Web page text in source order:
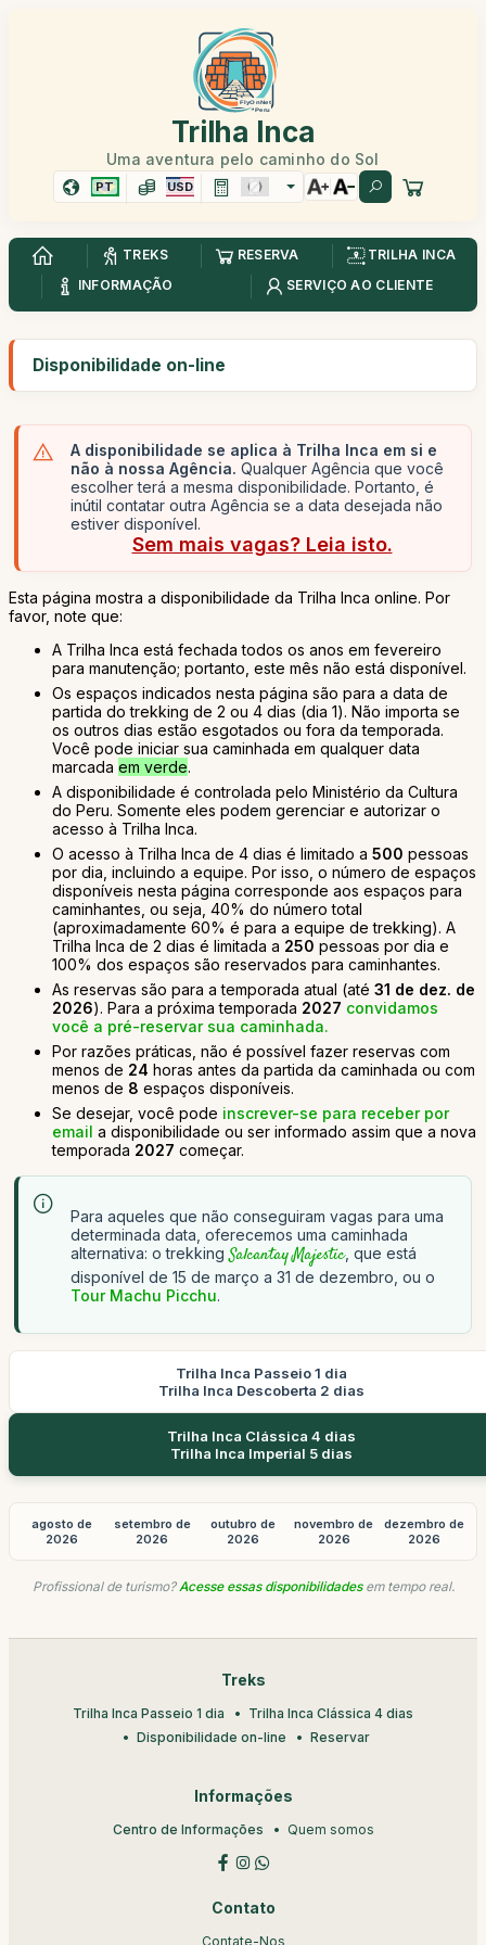
Trilha Inca
Uma aventura pelo caminho do Sol
PT USD
TREKS RESERVA
TRILHA INCA
INFORMAÇÃO
SERVIÇO AO CLIENTE
Disponibilidade on-line
A disponibilidade se aplica à Trilha Inca em si e
não à nossa Agência. Qualquer Agência que você
escolher terá a mesma disponibilidade. Portanto, é
inútil contatar outra Agência se a data desejada não
estiver disponível.
Sem mais vagas? Leia isto.
Esta página mostra a disponibilidade da Trilha Inca online. Por
favor, note que:
A Trilha Inca está fechada todos os anos em fevereiro
para manutenção; portanto, este mês não está disponível.
Os espaços indicados nesta página são para a data de
partida do trekking de 2 ou 4 dias (dia 1). Não importa se
os outros dias estão esgotados ou fora da temporada.
Você pode iniciar sua caminhada em qualquer data
marcada em verde.
A disponibilidade é controlada pelo Ministério da Cultura
do Peru. Somente eles podem gerenciar e autorizar o
acesso à Trilha Inca.
O acesso à Trilha Inca de 4 dias é limitado a 500 pessoas
por dia, incluindo a equipe. Por isso, o número de espaços
disponíveis nesta página corresponde aos espaços para
caminhantes, ou seja, 40% do número total
(aproximadamente 60% é para a equipe de trekking). A
Trilha Inca de 2 dias é limitada a 250 pessoas por dia e
100% dos espaços são reservados para caminhantes.
As reservas são para a temporada atual (até 31 de dez. de
2026). Para a próxima temporada 2027 convidamos
você a pré-reservar sua caminhada.
Por razões práticas, não é possível fazer reservas com
menos de 24 horas antes da partida da caminhada ou com
menos de 8 espaços disponíveis.
Se desejar, você pode inscrever-se para receber por
email a disponibilidade ou ser informado assim que a nova
temporada 2027 começar.
Para aqueles que não conseguiram vagas para uma
determinada data, oferecemos uma caminhada
alternativa: o trekking Salcantay Majestic, que está
disponível de 15 de março a 31 de dezembro, ou o
Tour Machu Picchu.
Trilha Inca Passeio 1 dia
Trilha Inca Descoberta 2 dias
Trilha Inca Clássica 4 dias
Trilha Inca Imperial 5 dias
agosto de
2026
setembro de
2026
outubro de
2026
novembro de
2026
dezembro de
2026
Profissional de turismo?Acesse essas disponibilidadesem tempo real.
Treks
Trilha Inca Passeio 1 dia
Trilha Inca Clássica 4 dias
Disponibilidade on-line
Reservar
Informações
Centro de Informações Quem somos
Contato
Contate-Nos